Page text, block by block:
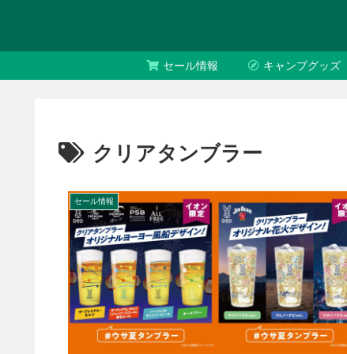
セール情報 キャンプグッズ
クリアタンブラー
セール情報